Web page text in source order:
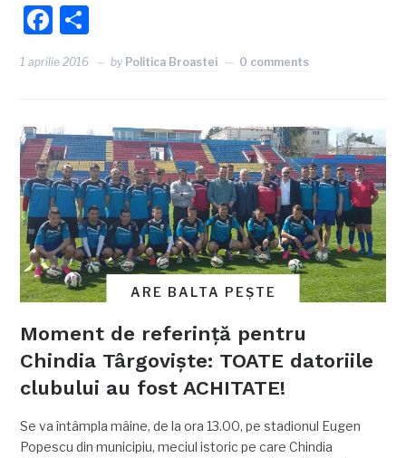
Facebook
1 aprilie 2016 by Politica Broastei 0 comments
ARE BALTA PEȘTE
Moment de referință pentru
Chindia Târgoviște: TOATE datoriile
clubului au fost ACHITATE!
Se va întâmpla mâine, de la ora 13.00, pe stadionul Eugen
Popescu din municipiu, meciul istoric pe care Chindia